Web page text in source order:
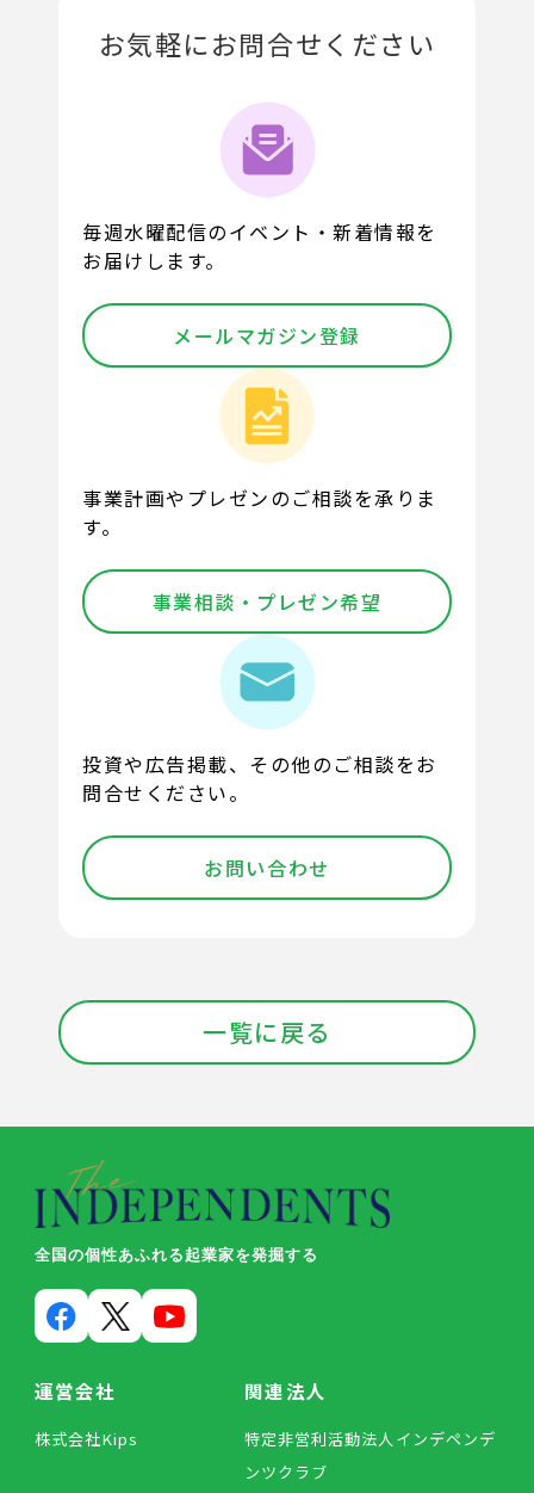
お気軽にお問合せください
毎週水曜配信のイベント・新着情報を
お届けします。
メールマガジン登録
事業計画やプレゼンのご相談を承りま
す。
事業相談・プレゼン希望
投資や広告掲載、その他のご相談をお
問合せください。
お問い合わせ
一覧に戻る
全国の個性あふれる起業家を発掘する
運営会社
株式会社Kips
関連法人
特定非営利活動法人インデペンデ
ンツクラブ